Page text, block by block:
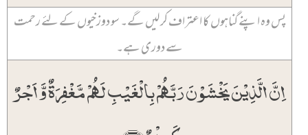
پس وہ اپنے گناہوں کا اعتراف کر لیں گے۔ سو دوزخیوں کے لئے رحمت
سے دوری ہے۔
اِنَّ الَّذِیۡنَ یَخۡشَوۡنَ رَبَّہُمۡ بِالۡغَیۡبِ لَہُمۡ مَّغۡفِرَۃٌ وَّ اَجۡرٌ